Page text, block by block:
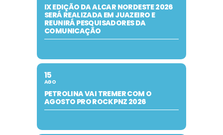
IX EDIÇÃO DA ALCAR NORDESTE 2026
SERÁ REALIZADA EM JUAZEIRO E
REUNIRÁ PESQUISADORES DA
COMUNICAÇÃO
15
AGO
PETROLINA VAI TREMER COM O
AGOSTO PRO ROCK PNZ 2026